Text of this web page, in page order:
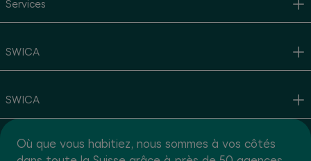
Services
SWICA
SWICA
Où que vous habitiez, nous sommes à vos côtés